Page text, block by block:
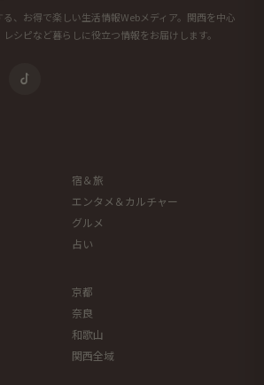
、お得で楽しい生活情報Webメディア。関西を中心
シピなど暮らしに役立つ情報をお届けします。
宿＆旅
エンタメ＆カルチャー
グルメ
占い
京都
奈良
和歌山
関西全域